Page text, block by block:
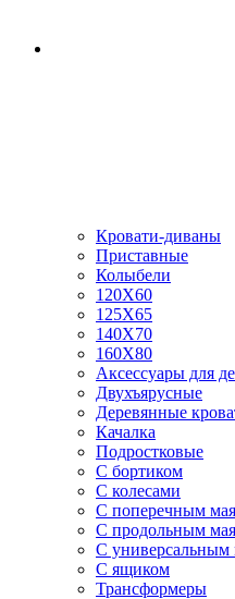
Кровати-диваны
Приставные
Колыбели
120Х60
125X65
140Х70
160Х80
Аксессуары для
Двухъярусные
Деревянные
Качалка
Подростковые
С бортиком
С колесами
С поперечным
С продольным
С универсальным
С ящиком
Трансформеры